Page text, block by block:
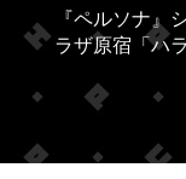
『ペルソナ』
ラザ原宿「ハ